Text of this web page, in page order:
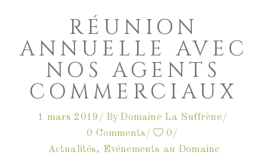
RÉUNION
ANNUELLE AVEC
NOS AGENTS
COMMERCIAUX
1 mars 2019 By Domaine La Suffrène
0 Comments
0
Actualités, Evénements au Domaine